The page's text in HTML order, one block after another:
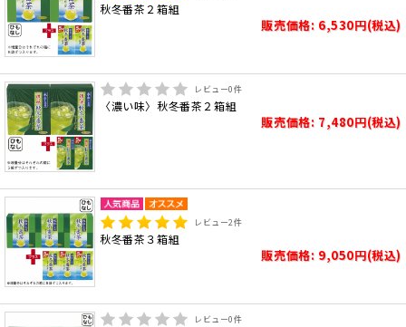
秋冬番茶２箱組
販売価格: 6,530円(税込)
レビュー0件
〈濃い味〉秋冬番茶２箱組
販売価格: 7,480円(税込)
レビュー2件
秋冬番茶３箱組
販売価格: 9,050円(税込)
レビュー0件